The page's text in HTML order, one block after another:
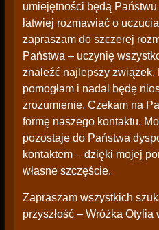
umiejętności będą
łatwiej rozmawiać o
zapraszam do szczerej
Państwa – uczynię
znaleźć najlepszy
pomogłam i nadal będę
zrozumienie. Czekam na
formę naszego kontaktu.
pozostaje do Państwa
kontaktem – dzięki mojej
własne szczęście.
Zapraszam wszystkich
przyszłość – Wróżka Otylia